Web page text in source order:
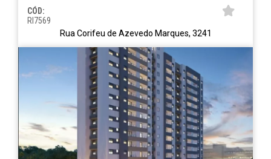
CÓD:
RI7569
Rua Corifeu de Azevedo Marques, 3241